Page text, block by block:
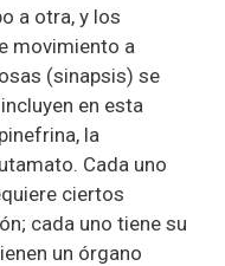
a otra, y los
movimiento a
(sinapsis) se
en esta
la
Cada uno
ciertos
cada uno tiene su
un órgano